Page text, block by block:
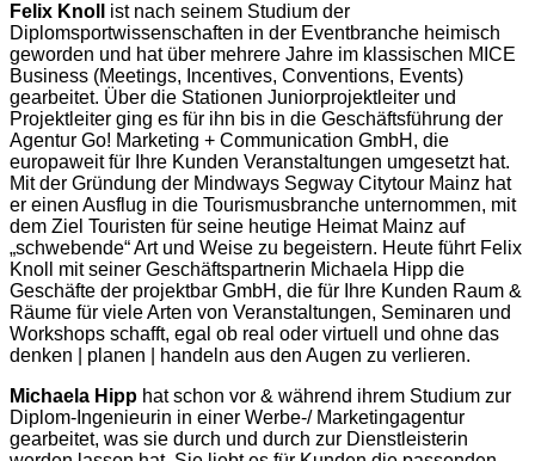
Felix Knoll
ist nach seinem Studium der
Diplomsportwissenschaften in der Eventbranche heimisch
geworden und hat über mehrere Jahre im klassischen MICE
Business (Meetings, Incentives, Conventions, Events)
gearbeitet. Über die Stationen Juniorprojektleiter und
Projektleiter ging es für ihn bis in die Geschäftsführung der
Agentur Go! Marketing + Communication GmbH, die
europaweit für Ihre Kunden Veranstaltungen umgesetzt hat.
Mit der Gründung der Mindways Segway Citytour Mainz hat
er einen Ausflug in die Tourismusbranche unternommen, mit
dem Ziel Touristen für seine heutige Heimat Mainz auf
„schwebende“ Art und Weise zu begeistern. Heute führt Felix
Knoll mit seiner Geschäftspartnerin Michaela Hipp die
Geschäfte der projektbar GmbH, die für Ihre Kunden Raum &
Räume für viele Arten von Veranstaltungen, Seminaren und
Workshops schafft, egal ob real oder virtuell und ohne das
denken | planen | handeln aus den Augen zu verlieren.
Michaela Hipp hat schon vor & während ihrem Studium zur
Diplom-Ingenieurin in einer Werbe-/ Marketingagentur
gearbeitet, was sie durch und durch zur Dienstleisterin